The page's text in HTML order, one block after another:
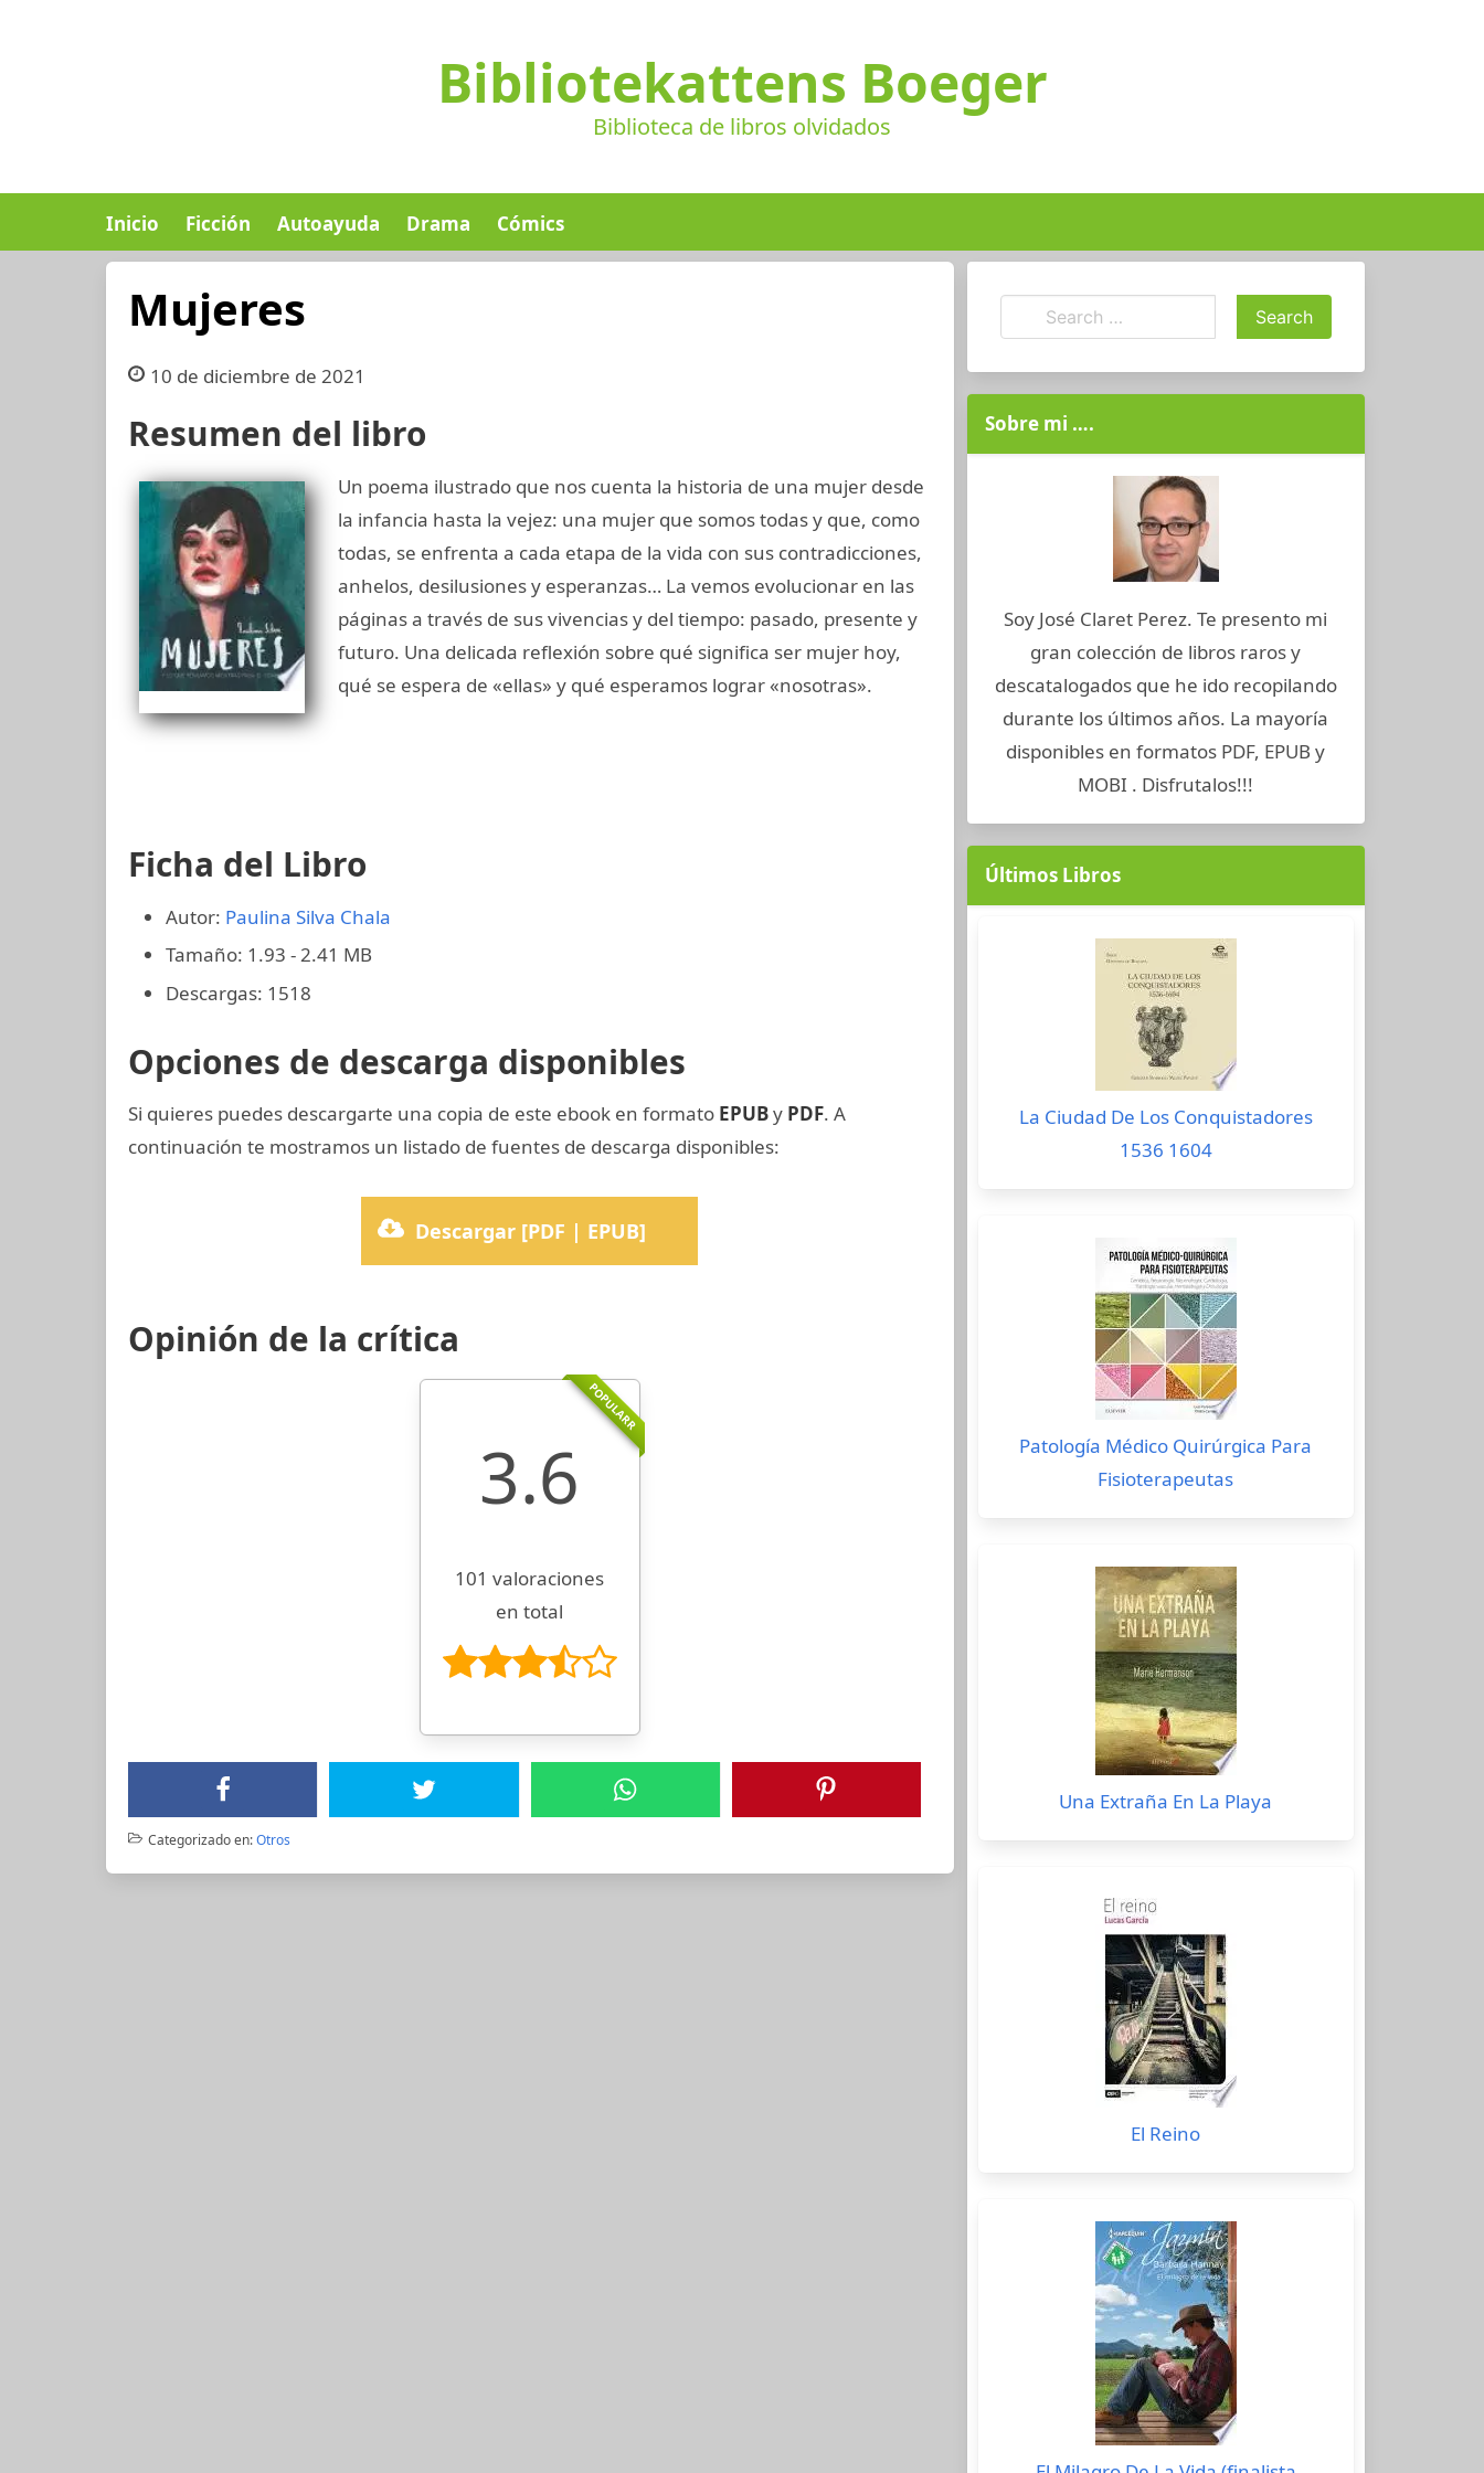
Bibliotekattens Boeger
Biblioteca de libros olvidados
Inicio Ficción Autoayuda Drama Cómics
Mujeres
10 de diciembre de 2021
Resumen del libro
Un poema ilustrado que nos cuenta la historia de una mujer desde
la infancia hasta la vejez: una mujer que somos todas y que, como
todas, se enfrenta a cada etapa de la vida con sus contradicciones,
anhelos, desilusiones y esperanzas… La vemos evolucionar en las
páginas a través de sus vivencias y del tiempo: pasado, presente y
futuro. Una delicada reflexión sobre qué significa ser mujer hoy,
qué se espera de «ellas» y qué esperamos lograr «nosotras».
Ficha del Libro
Autor: Paulina Silva Chala
Tamaño: 1.93 - 2.41 MB
Descargas: 1518
Opciones de descarga disponibles
Si quieres puedes descargarte una copia de este ebook en formato EPUBy PDF. A
continuación te mostramos un listado de fuentes de descarga disponibles:
Descargar [PDF | EPUB]
Opinión de la crítica
POPULARR
3.6
101 valoraciones
en total
Categorizado en:Otros
Sobre mi ….
Soy José Claret Perez. Te presento mi
gran colección de libros raros y
descatalogados que he ido recopilando
durante los últimos años. La mayoría
disponibles en formatos PDF, EPUB y
MOBI . Disfrutalos!!!
Últimos Libros
La Ciudad De Los Conquistadores
1536 1604
Patología Médico Quirúrgica Para
Fisioterapeutas
Una Extraña En La Playa
El Reino